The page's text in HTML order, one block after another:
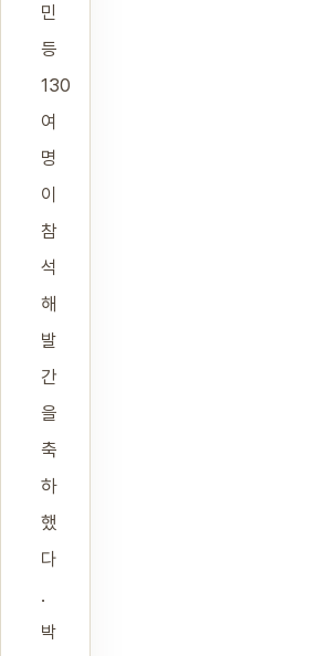
민
등
130
여
명
이
참
석
해
발
간
을
축
하
했
다
.
박